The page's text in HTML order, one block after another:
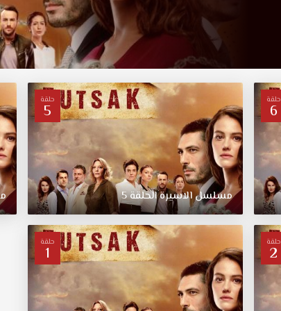
حلقة
6
حلقة
5
مسلسلالاسيرةالحلقة5
حلقة
2
حلقة
1